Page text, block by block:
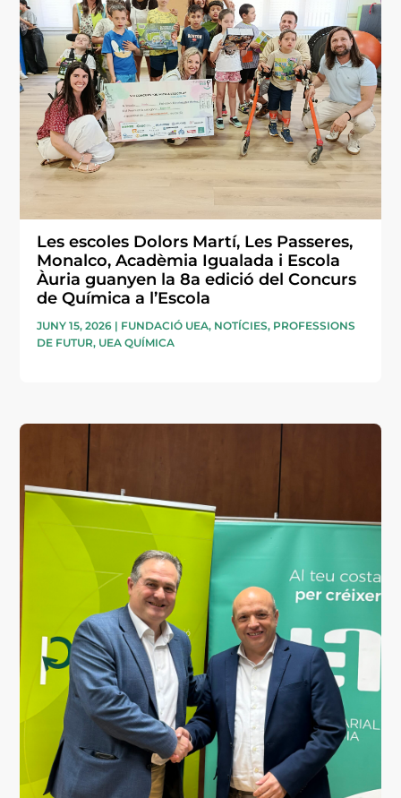
Les escoles Dolors Martí, Les Passeres,
Monalco, Acadèmia Igualada i Escola
Àuria guanyen la 8a edició del Concurs
de Química a l’Escola
JUNY 15, 2026 | FUNDACIÓ UEA, NOTÍCIES, PROFESSIONS
DE FUTUR, UEA QUÍMICA